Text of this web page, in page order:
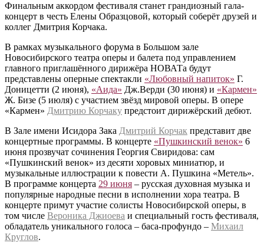
Финальным аккордом фестиваля станет грандиозный гала-
концерт в честь Елены Образцовой, который соберёт друзей и
коллег Дмитрия Корчака.
В рамках музыкального форума в Большом зале
Новосибирского театра оперы и балета под управлением
главного приглашённого дирижёра НОВАТа будут
представлены оперные спектакли «Любовный напиток» Г.
Доницетти (2 июня), «Аида» Дж.Верди (30 июня) и «Кармен»
Ж. Бизе (5 июля) с участием звёзд мировой оперы. В опере
«Кармен» Дмитрию Корчаку предстоит дирижёрский дебют.
В Зале имени Исидора Зака Дмитрий Корчак представит две
концертные программы. В концерте «Пушкинский венок» 6
июня прозвучат сочинения Георгия Свиридова: сам
«Пушкинский венок» из десяти хоровых миниатюр, и
музыкальные иллюстрации к повести А. Пушкина «Метель».
В программе концерта 29 июня – русская духовная музыка и
популярные народные песни в исполнении хора театра. В
концерте примут участие солисты Новосибирской оперы, в
том числе Вероника Джиоева и специальный гость фестиваля,
обладатель уникального голоса – баса-профундо – Михаил
Круглов.